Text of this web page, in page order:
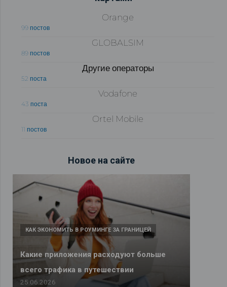
Orange
99 постов
GLOBALSIM
89 постов
Другие операторы
52 поста
Vodafone
43 поста
Ortel Mobile
11 постов
Новое на сайте
Какие приложения расходуют больше
всего трафика в путешествии
КАК ЭКОНОМИТЬ В РОУМИНГЕ ЗА ГРАНИЦЕЙ
25.06.2026